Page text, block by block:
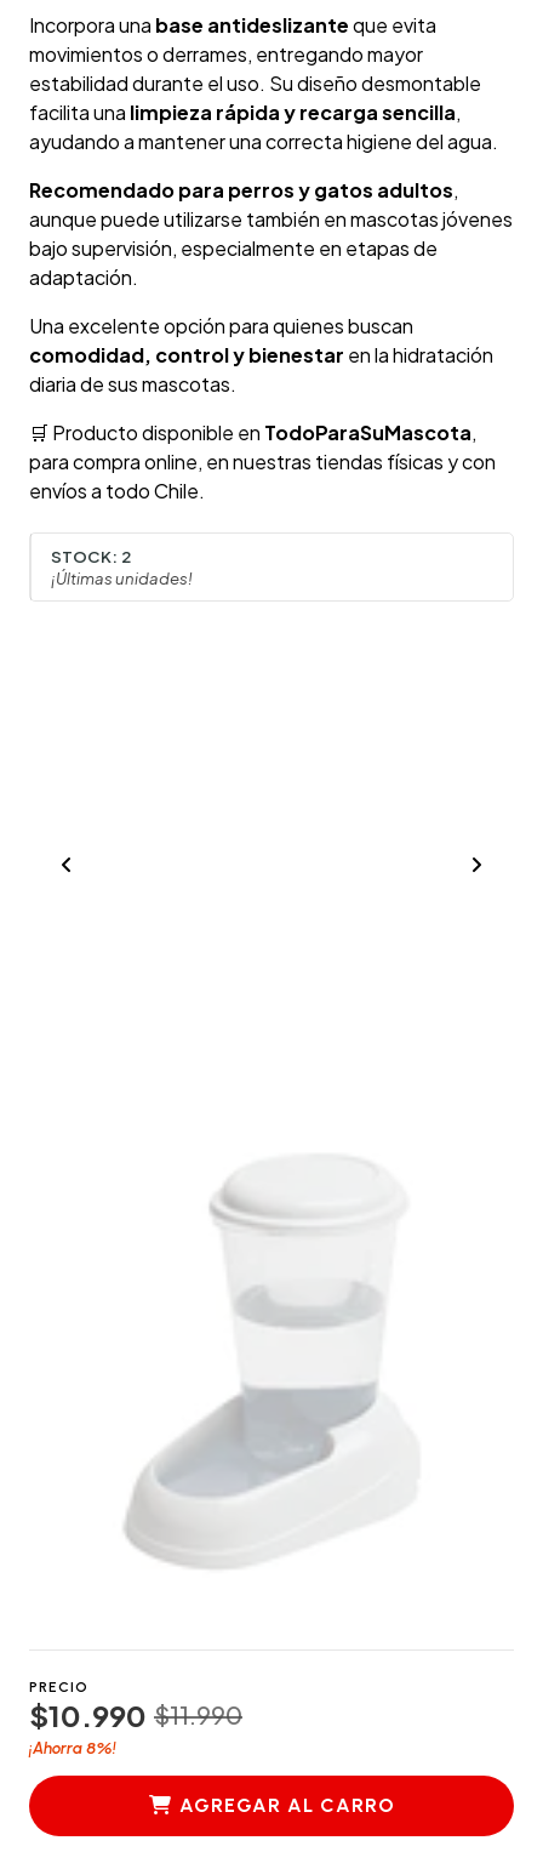
Incorpora una base antideslizanteque evita
movimientos o derrames, entregando mayor
estabilidad durante el uso. Su diseño desmontable
facilita una limpieza rápida y recarga sencilla,
ayudando a mantener una correcta higiene del agua.
Recomendado para perros y gatos adultos,
aunque puede utilizarse también en mascotas jóvenes
bajo supervisión, especialmente en etapas de
adaptación.
Una excelente opción para quienes buscan
comodidad, control y bienestar en la hidratación
diaria de sus mascotas.
🛒 Producto disponible en TodoParaSuMascota,
para compra online, en nuestras tiendas físicas y con
envíos a todo Chile.
STOCK: 2
¡Últimas unidades!
PRECIO
$10.990 $11.990
¡Ahorra8%!
AGREGAR AL CARRO